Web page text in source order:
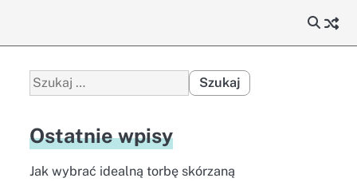
Szukaj:
Ostatnie wpisy
Jak wybrać idealną torbę skórzaną